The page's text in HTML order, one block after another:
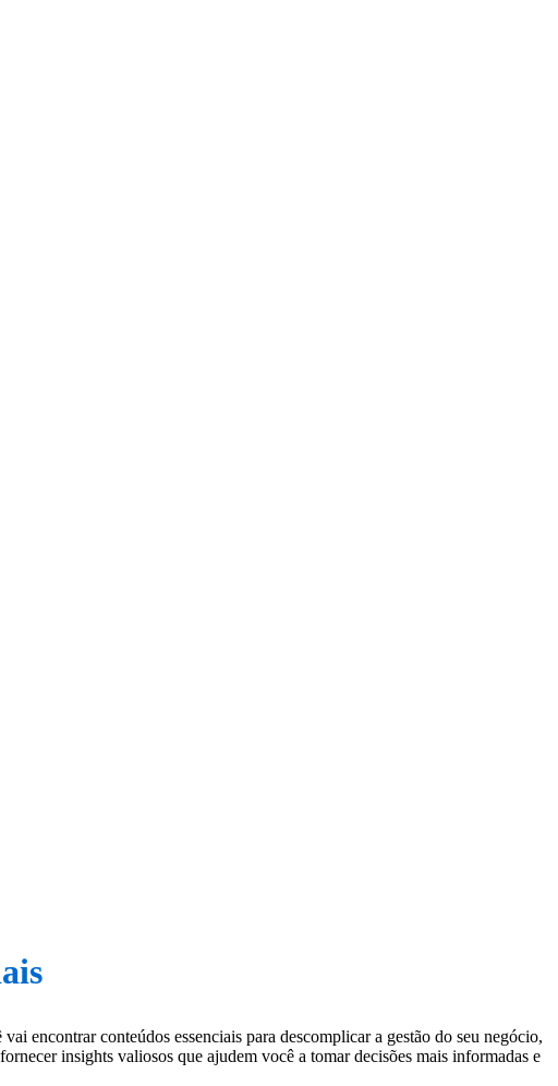
encontrar conteúdos essenciais para descomplicar a gestão do seu negócio,
insights valiosos que ajudem você a tomar decisões mais informadas e